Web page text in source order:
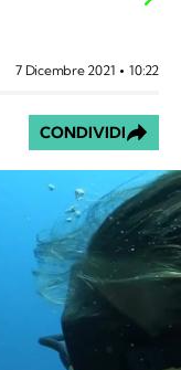
7 Dicembre 2021 10:22
CONDIVIDI